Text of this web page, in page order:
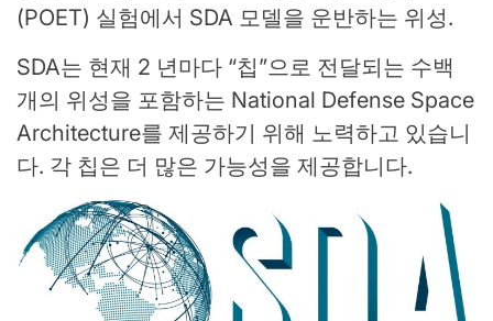
(POET) 실험에서 SDA 모델을 운반하는 위성.
SDA는 현재 2 년마다 “칩”으로 전달되는 수백
개의 위성을 포함하는 National Defense Space
Architecture를 제공하기 위해 노력하고 있습니
다. 각 칩은 더 많은 가능성을 제공합니다.